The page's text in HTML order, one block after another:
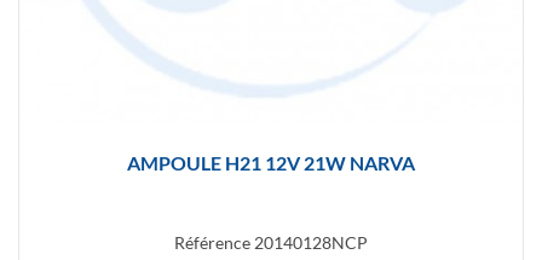
AMPOULE H21 12V 21W NARVA
Référence 20140128NCP